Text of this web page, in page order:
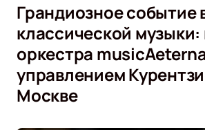
Грандиозное событие
классической
оркестра
управлением
Москве